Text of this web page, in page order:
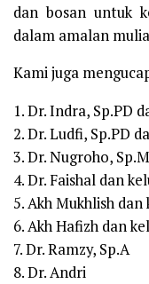
dan bosan untuk
dalam amalan
Kami juga
1. Dr. Indra, Sp.PD
2. Dr. Ludfi, Sp.PD
3. Dr. Nugroho,
4. Dr. Faishal dan
5. Akh Mukhlish dan
6. Akh Hafizh dan
7. Dr. Ramzy, Sp.A
8. Dr. Andri